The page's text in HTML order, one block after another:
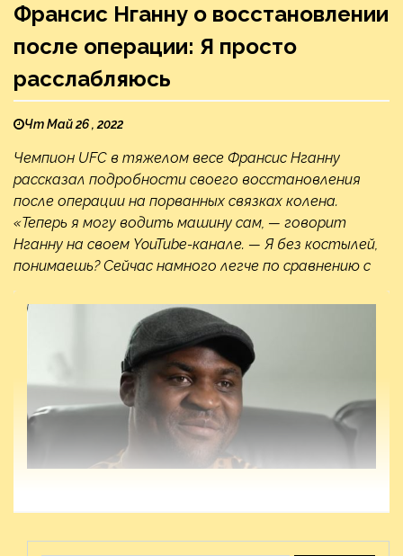
Франсис Нганну о восстановлении
после операции: Я просто
расслабляюсь
Чт Май 26 , 2022
Чемпион UFC в тяжелом весе Франсис Нганну
рассказал подробности своего восстановления
после операции на порванных связках колена.
«Теперь я могу водить машину сам, — говорит
Нганну на своем YouTube-канале. — Я без костылей,
понимаешь? Сейчас намного легче по сравнению с